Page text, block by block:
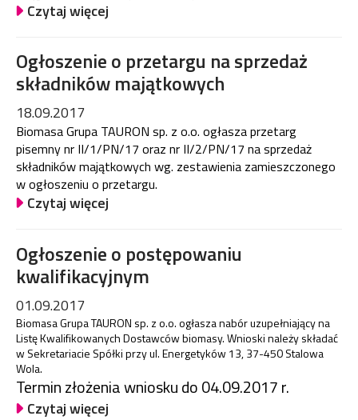
Czytaj więcej
Ogłoszenie o przetargu na sprzedaż
składników majątkowych
18.09.2017
Biomasa Grupa TAURON sp. z o.o. ogłasza przetarg
pisemny nr II/1/PN/17 oraz nr II/2/PN/17 na sprzedaż
składników majątkowych wg. zestawienia zamieszczonego
w ogłoszeniu o przetargu.
Czytaj więcej
Ogłoszenie o postępowaniu
kwalifikacyjnym
01.09.2017
Biomasa Grupa TAURON sp. z o.o. ogłasza nabór uzupełniający na
Listę Kwalifikowanych Dostawców biomasy. Wnioski należy składać
w Sekretariacie Spółki przy ul. Energetyków 13, 37-450 Stalowa
Wola.
Termin złożenia wniosku do 04.09.2017 r.
Czytaj więcej